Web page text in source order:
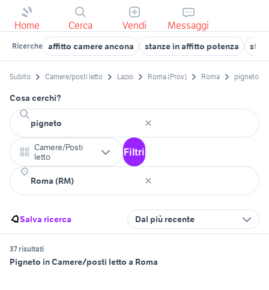
Home Cerca Vendi Messaggi
Ricerche affitto camere ancona stanze in affitto potenza
Subito Camere/posti letto Lazio Roma (Prov) Roma pigneto
Cosa cerchi?
Camere/Posti
letto
Filtri
Salva ricerca Dal più recente
37 risultati
Pigneto in Camere/posti letto a Roma